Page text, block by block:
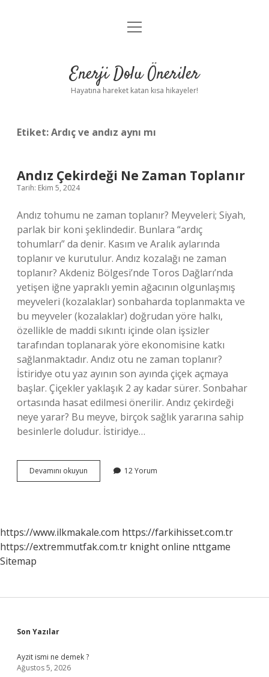
Anasayfa
Yasal Uyarı
menüyü
Enerji Dolu Öneriler
Hayatına hareket katan kısa hikayeler!
Etiket:Ardıç ve andız aynı mı
Andız Çekirdeği Ne Zaman Toplanır
Tarih: Ekim 5, 2024
Andız tohumu ne zaman toplanır? Meyveleri; Siyah,
parlak bir koni şeklindedir. Bunlara “ardıç
tohumları” da denir. Kasım ve Aralık aylarında
toplanır ve kurutulur. Andız kozalağı ne zaman
toplanır? Akdeniz Bölgesi’nde Toros Dağları’nda
yetişen iğne yapraklı yemin ağacının olgunlaşmış
meyveleri (kozalaklar) sonbaharda toplanmakta ve
bu meyveler (kozalaklar) doğrudan yöre halkı,
özellikle de maddi sıkıntı içinde olan işsizler
tarafından toplanarak yöre ekonomisine katkı
sağlanmaktadır. Andız otu ne zaman toplanır?
İstiridye otu yaz ayının son ayında çiçek açmaya
başlar. Çiçekler yaklaşık 2 ay kadar sürer. Sonbahar
ortasında hasat edilmesi önerilir. Andız çekirdeği
neye yarar? Bu meyve, birçok sağlık yararına sahip
besinlerle doludur. İstiridye…
Devamını okuyun
Çekirdeği
12 Yorum
https://www.ilkmakale.com https://farkihisset.com.tr
https://extremmutfak.com.tr knight online nttgame
Sitemap
Sidebar
Son Yazılar
Ayzit ismi ne demek ?
Ağustos 5, 2026